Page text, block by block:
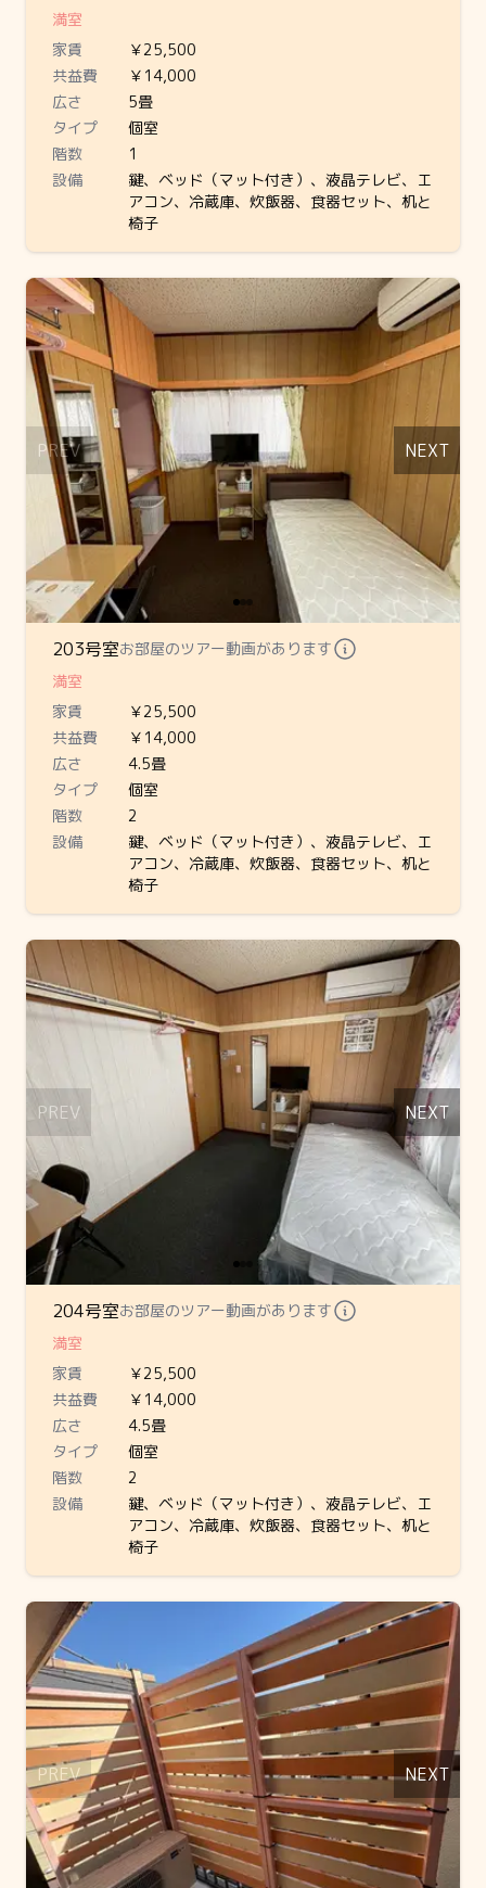
満室
家賃
￥25,500
共益費
￥14,000
広さ
5畳
タイプ
個室
階数
1
設備
鍵、ベッド（マット付き）、液晶テレビ、エ
アコン、冷蔵庫、炊飯器、食器セット、机と
椅子
Slide 1 of 3
PREV NEXT
203号室お部屋のツアー動画があります
満室
家賃
￥25,500
共益費
￥14,000
広さ
4.5畳
タイプ
個室
階数
2
設備
鍵、ベッド（マット付き）、液晶テレビ、エ
アコン、冷蔵庫、炊飯器、食器セット、机と
椅子
Slide 1 of 3
PREV NEXT
204号室お部屋のツアー動画があります
満室
家賃
￥25,500
共益費
￥14,000
広さ
4.5畳
タイプ
個室
階数
2
設備
鍵、ベッド（マット付き）、液晶テレビ、エ
アコン、冷蔵庫、炊飯器、食器セット、机と
椅子
Slide 1 of 4
PREV NEXT